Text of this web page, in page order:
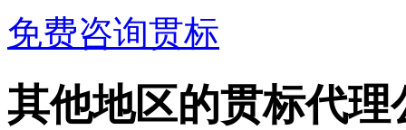
免费咨询贯标
其他地区的贯标代理